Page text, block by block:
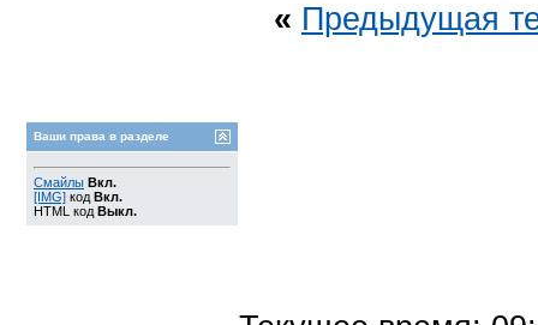
« Предыдущая
Ваши права в разделе
Смайлы Вкл.
[IMG] код Вкл.
HTML код Выкл.